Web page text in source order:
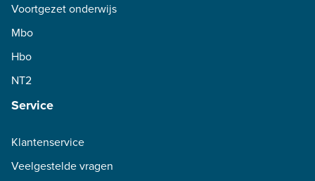
Voortgezet onderwijs
Mbo
Hbo
NT2
Service
Klantenservice
Veelgestelde vragen